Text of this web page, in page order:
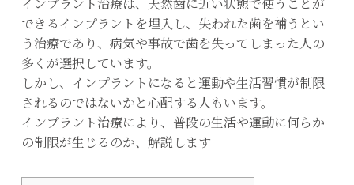
できるインプラントを埋入し、失われた歯を補うとい
う治療であり、病気や事故で歯を失ってしまった人の
多くが選択しています。
しかし、インプラントになると運動や生活習慣が制限
されるのではないかと心配する人もいます。
インプラント治療により、普段の生活や運動に何らか
の制限が生じるのか、解説します